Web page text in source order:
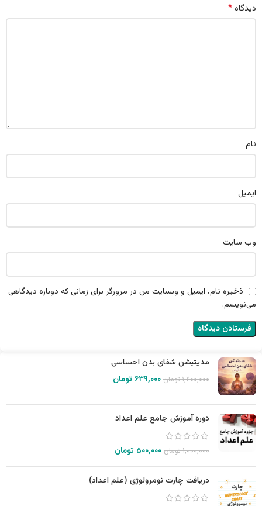
دیدگاه*
نام
ایمیل
وب‌ سایت
ذخیره نام، ایمیل و وبسایت من در مرورگر برای زمانی که دوباره دیدگاهی
می‌نویسم.
مدیتیشن شفای بدن احساسی
۱,۲۰۰,۰۰۰تومان ۶۳۹,۰۰۰ تومان
دوره آموزش جامع علم اعداد
۱,۰۰۰,۰۰۰تومان ۵۰۰,۰۰۰ تومان
دریافت چارت نومرولوژی (علم اعداد)